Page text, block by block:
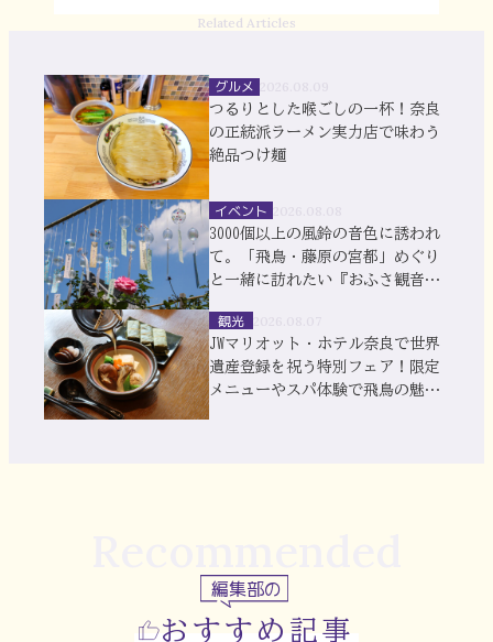
Related Articles
グルメ
つるりとした喉ごしの一杯！奈良
の正統派ラーメン実力店で味わう
絶品つけ麺
イベント
3000個以上の風鈴の音色に誘われ
て。「飛鳥・藤原の宮都」めぐり
と一緒に訪れたい『おふさ観音』
観光
JWマリオット・ホテル奈良で世界
遺産登録を祝う特別フェア！限定
メニューやスパ体験で飛鳥の魅力
編集部の
おすすめ記事